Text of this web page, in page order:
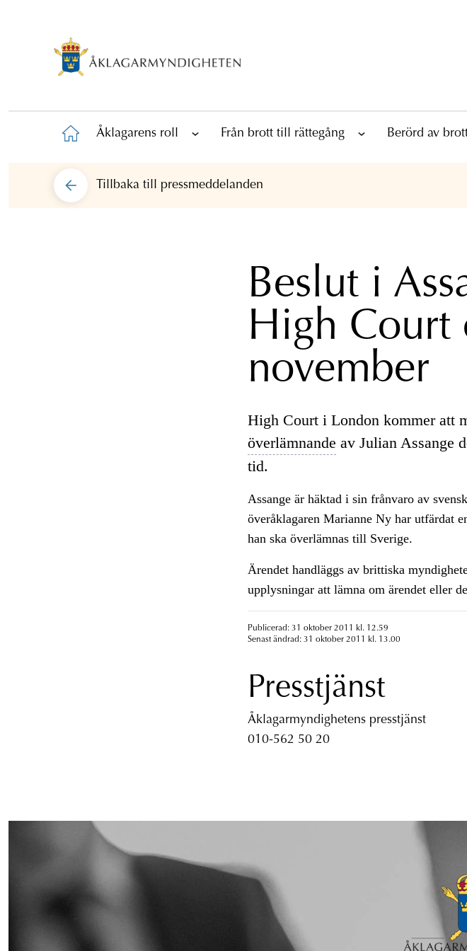
Åklagarens roll Från brott till rättegång Berörd av
Tillbaka till pressmeddelanden
Beslut i
High Court
november
High Court i London kommer att
överlämnande av Julian Assange
tid.
Assange är häktad i sin frånvaro av
överåklagaren Marianne Ny har utfärdat
han ska överlämnas till Sverige.
Ärendet handläggs av brittiska
upplysningar att lämna om ärendet eller
Publicerad: 31 oktober 2011 kl. 12.59
Senast ändrad: 31 oktober 2011 kl. 13.00
Presstjänst
Åklagarmyndighetens presstjänst
010-562 50 20